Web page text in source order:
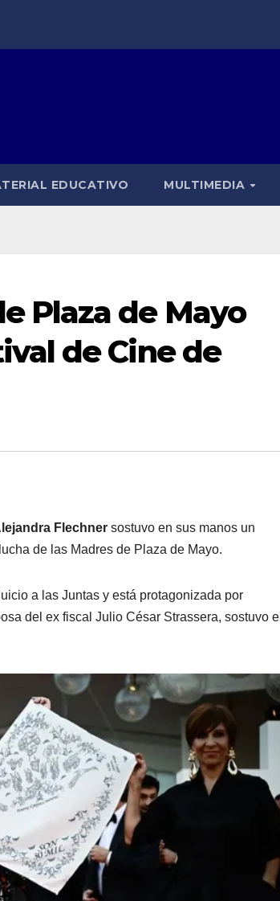
EDUCATIVO MULTIMEDIA
Plaza de Mayo
de Cine de
Flechner sostuvo en sus manos un
de las Madres de Plaza de Mayo.
a las Juntas y está protagonizada por
del ex fiscal Julio César Strassera, sostuvo el